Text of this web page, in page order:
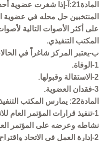
المادة21:آ-إذا شغرت
المنتخبين حل محله في عضوية
على أكثر الأصوات التالية
المكتب التنفيذي.
ب-يعتبر المركز شاغراً في
1-الوفاة.
2-الاستقالة وقبولها.
3-فقدان العضوية.
المادة22: يمارس المكتب التنفيذي الاختصاصات الآتية:
1-تنفيذ قرارات المؤتمر العام
نشاطه وعرضه على المؤتمر
2-إدارة العمل في الاتحاد